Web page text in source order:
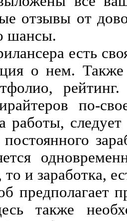
отзывы от
шансы.
есть
о нем. Также
по-
работы,
то и заработка,
предполагает
также